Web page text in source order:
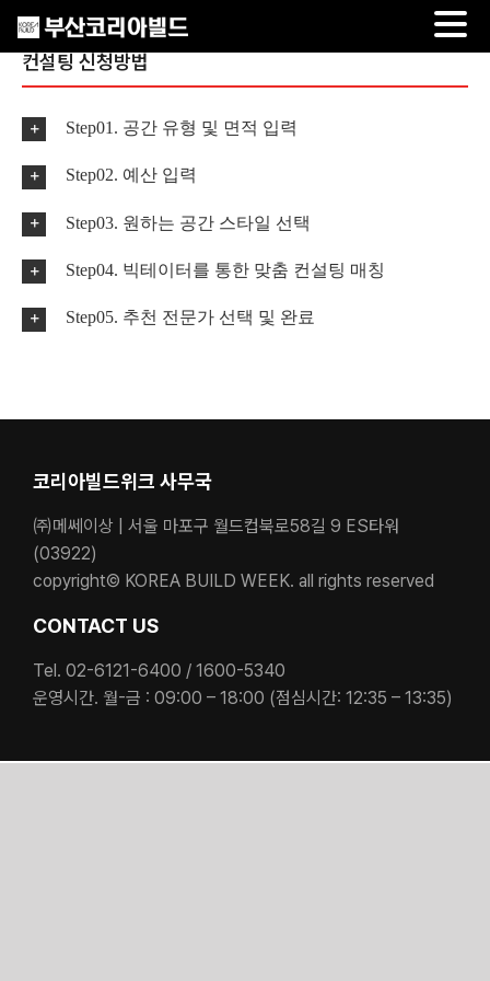
Skip컨설팅 신청방법
Step01. 공간 유형 및 면적 입력
Step02. 예산 입력
Step03. 원하는 공간 스타일 선택
Step04. 빅테이터를 통한 맞춤 컨설팅 매칭
Step05. 추천 전문가 선택 및 완료
코리아빌드위크 사무국
㈜메쎄이상 | 서울 마포구 월드컵북로58길 9 ES타워
(03922)
copyright© KOREA BUILD WEEK. all rights reserved
CONTACT US
Tel. 02-6121-6400 / 1600-5340
운영시간. 월-금 : 09:00 – 18:00 (점심시간: 12:35 – 13:35)